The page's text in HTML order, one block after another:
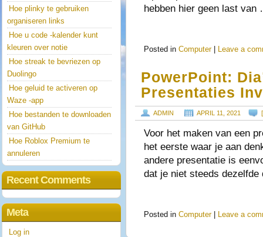
hebben hier geen last
Posted in Computer Leave a
PowerPoint:
Presentaties
ADMIN APRIL 11, 2021 [
Voor het maken van een
het eerste waar je aan
andere presentatie is
dat je niet steeds
Posted in Computer Leave a
Hoe plinky te gebruiken
organiseren links
Hoe u code -kalender kunt
kleuren over notie
Hoe streak te bevriezen op
Duolingo
Hoe geluid te activeren op
Waze -app
Hoe bestanden te downloaden
van GitHub
Hoe Roblox Premium te
annuleren
Recent Comments
Meta
Log in